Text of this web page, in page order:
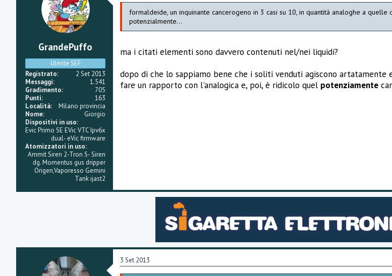
GrandePuffo
Utente SEF
Registrato
2 Set 2013
Messaggi
1.541
Gradimento
705
Punti
163
Località
Milano provincia
Nome
Giorgio
Dispositivi in uso
Evic Primo SE EVic VTC Ipv6x
dual- eVic firmware
Atomizzatori in uso
Ammit Siren 2-Tron S- Siren
dg. Momentus gus dripper
Origen,Vaporesso Gemini
Tank ijast2
formaldeide, un inquinante cancerogeno in 3 casi su 10, in quantità analoghe a
potenzialmente...
ma i citati elementi sono davvero contenuti nel/nei liquidi?
dopo di che lo sappiamo bene che i soliti venduti agiscono
fare un rapporto con l'analogica e, poi, è ridicolo quel potenziamente
3 Set 2013